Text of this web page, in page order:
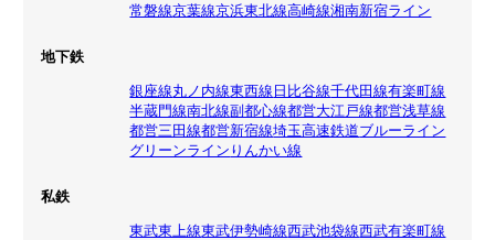
常磐線京葉線京浜東北線高崎線湘南新宿ライン
地下鉄
銀座線丸ノ内線東西線 日比谷線千代田線有楽町線
半蔵門線南北線副都心線都営大江戸線都営浅草線
都営三田線都営新宿線埼玉高速鉄道ブルーライン
グリーンライン りんかい線
私鉄
東武東上線東武伊勢崎線西武池袋線西武有楽町線